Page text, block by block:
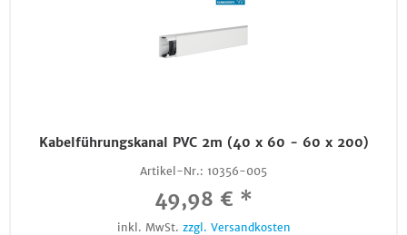
Kabelführungskanal PVC 2m (40 x 60 - 60 x 200)
Artikel-Nr.: 10356-005
49,98 € *
inkl. MwSt. zzgl. Versandkosten